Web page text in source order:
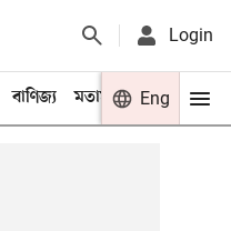
Login
বাণিজ্য মতামত খেলা
Eng